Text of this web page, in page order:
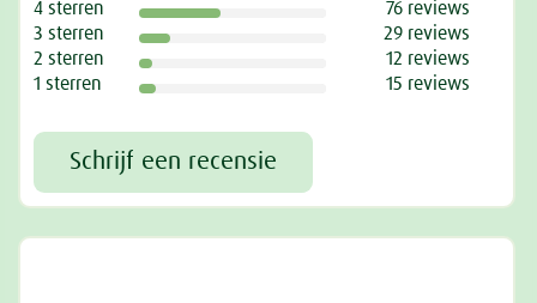
4 sterren
76 reviews
3 sterren
29 reviews
2 sterren
12 reviews
1 sterren
15 reviews
Schrijf een recensie